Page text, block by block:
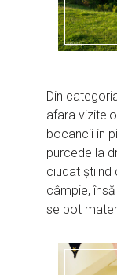
Din
afara
bocancii in
purcede la
ciudat știind
câmpie,
se pot